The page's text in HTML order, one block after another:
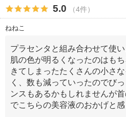
5.0 （4件）
ねねこ
プラセンタと組み合わせて使い
肌の色が明るくなったのはも
きてしまったたくさんの小さ
く、数も減っていったのでび
ンスもあるかもしれませんが
でこちらの美容液のおかげと